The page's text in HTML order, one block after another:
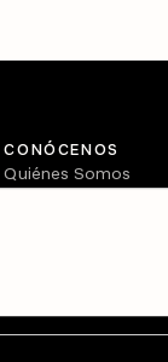
CONÓCENOS
Quiénes Somos